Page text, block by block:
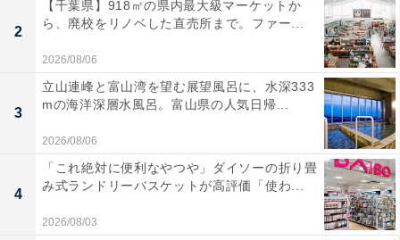
2
【千葉県】918㎡の県内最大級マーケットか
ら、廃校をリノベした直売所まで。ファー...
2026/08/06
3
立山連峰と富山湾を望む展望風呂に、水深333
mの海洋深層水風呂。富山県の人気日帰...
2026/08/06
4
「これ絶対に便利なやつや」ダイソーの折り畳
み式ランドリーバスケットが高評価「使わ...
2026/08/03